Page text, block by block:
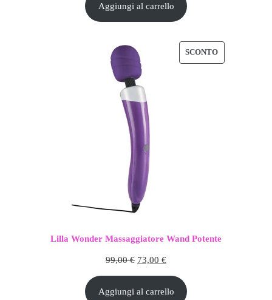
originale
era:
attuale
è:
23,45 €.
Aggiungi al carrello
SCONTOPRODOTTO
Lilla Wonder Massaggiatore Wand Potente
99,00€ Il
prezzo
originale
73,00 €Il
prezzo
attuale
Aggiungi al carrello